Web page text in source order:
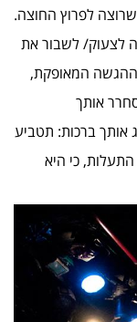
לפרוץ החוצה.
לצעוק/ לשבור את
המאופקת,
אותך
אותך ברכות: תטביע
כי היא